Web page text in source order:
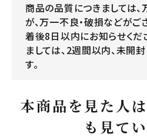
商品の品質につきましては、
が、万一不良・破損などがご
着後8日以内にお知らせくだ
ましては、2週間以内、未開
す。
本商品を見た人
も見て